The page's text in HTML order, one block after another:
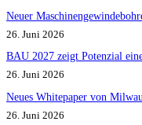
Neuer
26. Juni 2026
BAU 2027 zeigt Potenzial
26. Juni 2026
Neues Whitepaper von
26. Juni 2026